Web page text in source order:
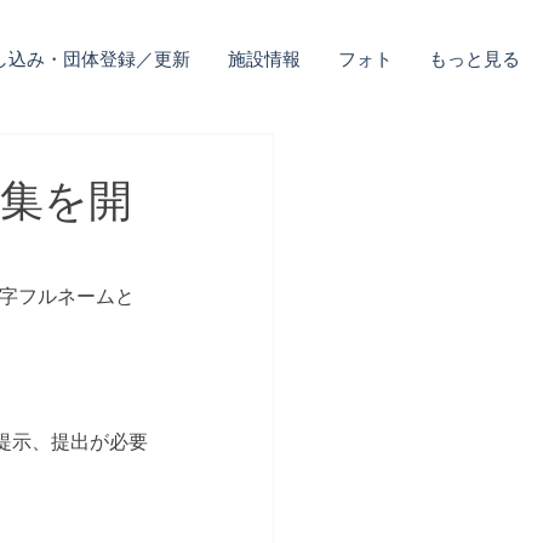
込み・団体登録／更新 施設情報 フォト もっと見る
を開
フルネームと
示、提出が必要